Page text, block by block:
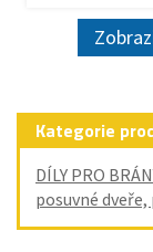
Kategorie
DÍLY PRO
posuvné